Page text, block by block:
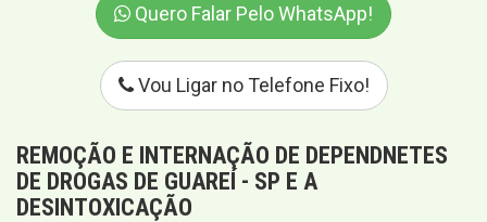
Quero Falar Pelo WhatsApp!
Vou Ligar no Telefone Fixo!
REMOÇÃO E INTERNAÇÃO DE DEPENDNETES
DE DROGAS DE GUAREÍ - SP E A
DESINTOXICAÇÃO